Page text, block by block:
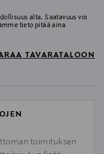
alta. Saatavuus voi
tieto pitää aina
TAVARATALOON
toimituksen